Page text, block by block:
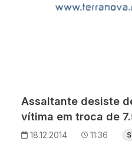
Assaltante desiste
vítima em troca de
18.12.2014 11:36